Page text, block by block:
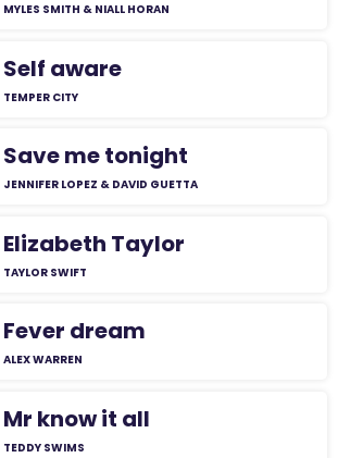
MYLES SMITH & NIALL HORAN
Self aware
TEMPER CITY
Save me tonight
JENNIFER LOPEZ & DAVID GUETTA
Elizabeth Taylor
TAYLOR SWIFT
Fever dream
ALEX WARREN
Mr know it all
TEDDY SWIMS